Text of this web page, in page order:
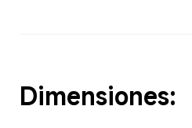
Dimensiones: